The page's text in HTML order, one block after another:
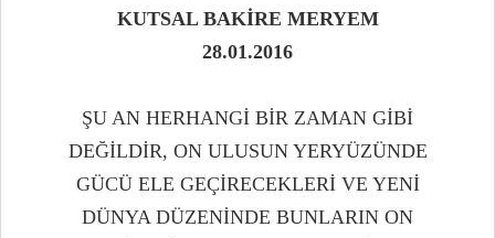
KUTSAL BAKİRE MERYEM
28.01.2016
ŞU AN HERHANGİ BİR ZAMAN GİBİ
DEĞİLDİR, ON ULUSUN YERYÜZÜNDE
GÜCÜ ELE GEÇİRECEKLERİ VE YENİ
DÜNYA DÜZENİNDE BUNLARIN ON